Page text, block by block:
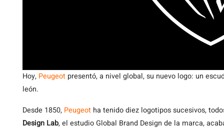
Hoy, Peugeot presentó, a nivel global, su nuevo logo: un
león.
Desde 1850, Peugeot ha tenido diez logotipos sucesivos,
Design Lab, el estudio Global Brand Design de la marca,